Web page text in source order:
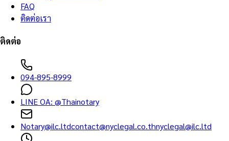
FAQ
ติดต่อเรา
ติดต่อ
094-895-8999
LINE OA: @Thainotary
Notary@ilc.ltdcontact@nyclegal.co.thnyclegal@ilc.ltd